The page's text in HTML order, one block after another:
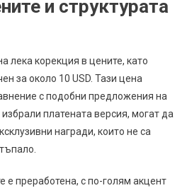
и структурата
лека корекция в цените, като
за около 10 USD. Тази цена
с подобни предложения на
платената версия, могат да
награди, които не са
е преработена, с по-голям акцент